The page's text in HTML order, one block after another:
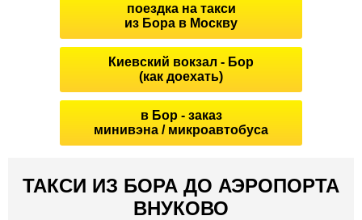
поездка на такси
из Бора в Москву
Киевский вокзал - Бор
(как доехать)
в Бор - заказ
минивэна / микроавтобуса
ТАКСИ ИЗ БОРА ДО АЭРОПОРТА
ВНУКОВО